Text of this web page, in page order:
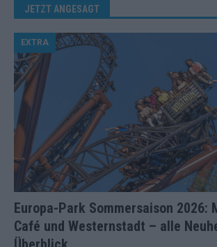
JETZT ANGESAGT
Europa-Park Sommersaison 2026:
Café und Westernstadt – alle
EXTRA